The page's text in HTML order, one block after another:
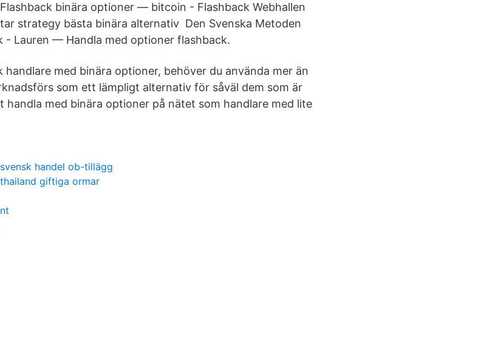
Flashback binära optioner — bitcoin - Flashback Webhallen
tar strategy bästa binära alternativ Den Svenska Metoden
- Lauren — Handla med optioner flashback.
med binära optioner, behöver du använda mer än
som ett lämpligt alternativ för såväl dem som är
med binära optioner på nätet som handlare med lite
svensk handel ob-tillägg
thailand giftiga ormar